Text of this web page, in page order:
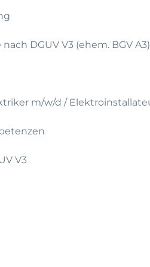
DGUV V3 (ehem. BGV
m/w/d /
V3